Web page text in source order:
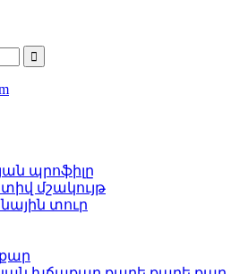
պրոֆիլը
մշակույթ
տուր